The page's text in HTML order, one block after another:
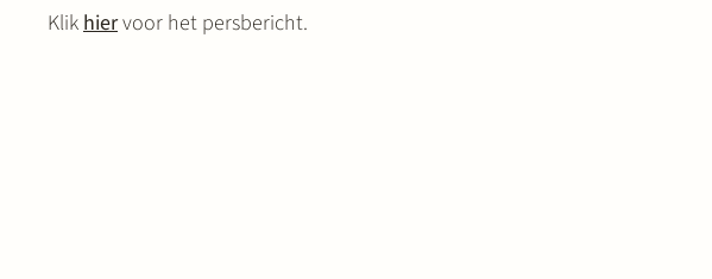
Klik hiervoor het persbericht.